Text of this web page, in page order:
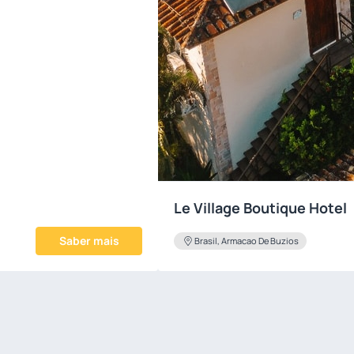
Saber mais
Le Village Boutique Hotel
Brasil, Armacao De Buzios